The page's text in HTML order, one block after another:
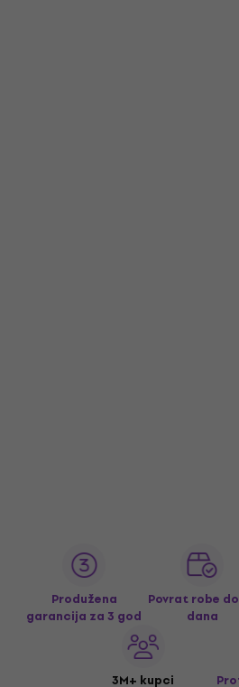
Produžena
garancija za 3 god
Povrat robe
dana
3M+ kupci